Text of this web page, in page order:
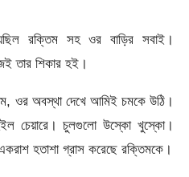
রক্তিম সহ ওর বাড়ির সবাই।
তার শিকার হই।
ওর অবস্থা দেখে আমিই চমকে উঠি।
চেয়ারে। চুলগুলো উস্কো খুস্কো।
একরাশ হতাশা গ্রাস করেছে রক্তিমকে।